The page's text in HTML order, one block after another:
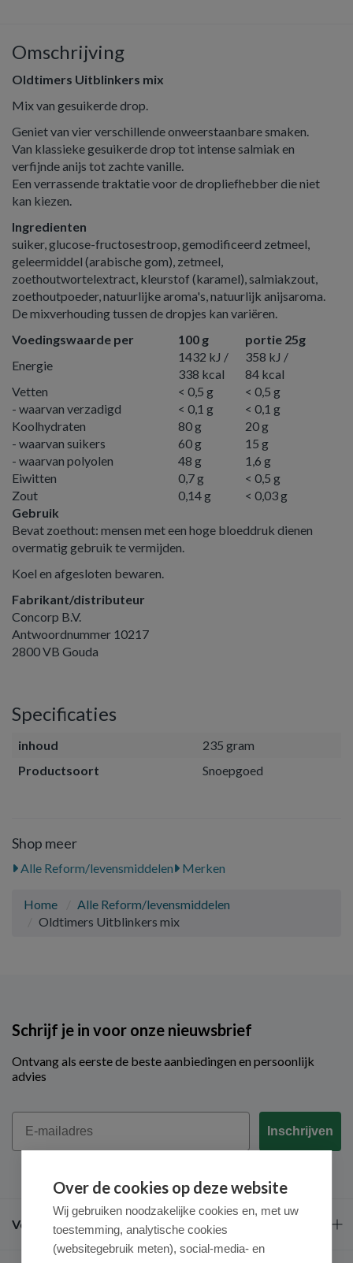
Omschrijving
Oldtimers Uitblinkers mix
Mix van gesuikerde drop.
Geniet van vier verschillende onweerstaanbare smaken.
Van klassieke gesuikerde drop tot intense salmiak en
verfijnde anijs tot zachte vanille.
Een verrassende traktatie voor de dropliefhebber die niet
kan kiezen.
Ingredienten
suiker, glucose-fructosestroop, gemodificeerd zetmeel,
geleermiddel (arabische gom), zetmeel,
zoethoutwortelextract, kleurstof (karamel), salmiakzout,
zoethoutpoeder, natuurlijke aroma's, natuurlijk anijsa­roma.
De mixverhouding tussen de dropjes kan variëren.
Voedingswaarde per
100 g
portie 25g
Energie
1432 kJ /
338 kcal
358 kJ /
84 kcal
Vetten
< 0,5 g
< 0,5 g
- waarvan verzadigd
< 0,1 g
< 0,1 g
Koolhydraten
80 g
20 g
- waarvan suikers
60 g
15 g
- waarvan polyolen
48 g
1,6 g
Eiwitten
0,7 g
< 0,5 g
Zout
0,14 g
< 0,03 g
Gebruik
Bevat zoethout: mensen met een hoge bloeddruk dienen
overmatig gebruik te vermijden.
Koel en afgesloten bewaren.
Fabrikant/distributeur
Concorp B.V.
Antwoordnummer 10217
2800 VB Gouda
Specificaties
inhoud
235 gram
Productsoort
Snoepgoed
Shop meer
Alle Reform/levensmiddelen Merken
Home
Alle Reform/levensmiddelen
Oldtimers Uitblinkers mix
Schrijf je in voor onze nieuwsbrief
Ontvang als eerste de beste aanbiedingen en persoonlijk
advies
Email
Inschrijven
Veel gestelde vragen
Over de cookies op deze website
Wij gebruiken noodzakelijke cookies en, met uw
toestemming, analytische cookies
(websitegebruik meten), social-media- en